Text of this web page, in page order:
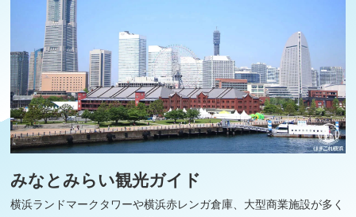
みなとみらい観光ガイド
横浜ランドマークタワーや横浜赤レンガ倉庫、大型商業施設が多く